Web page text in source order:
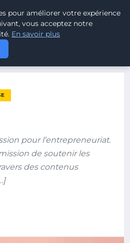
pour l’entrepreneuriat.
de soutenir les
des contenus
pour améliorer votre expérience
vous acceptez notre
En savoir plus